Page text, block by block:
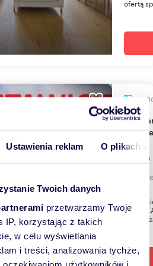
Ustawienia reklam O plikach
Twoich danych
przetwarzamy Twoje
IP, korzystając z takich
w celu wyświetlania
i treści, analizowania tychże,
ofertą
Polecam nowoczesny bliźniak 153 m² z garażem i
1
dom
dom w